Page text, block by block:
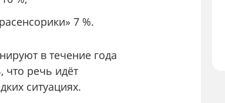
7 %.
в течение года
что речь идёт
ситуациях.